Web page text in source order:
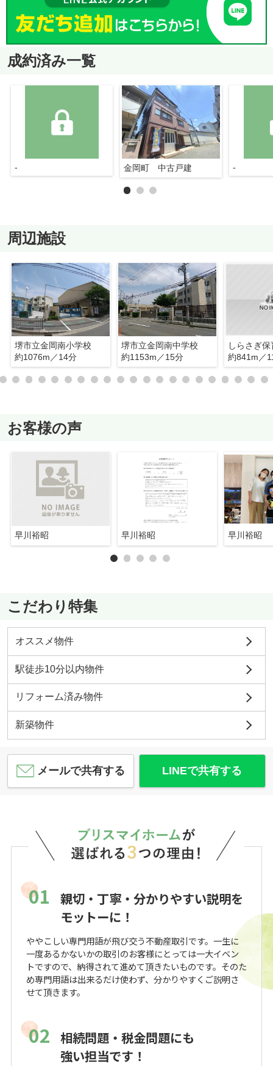
成約済み一覧
- 金岡町 中古戸建 -
周辺施設
堺市立金岡南小学校
約1076m／14分
堺市立金岡南中学校
約1153m／15分
しらさぎ保
約841m／
お客様の声
早川裕昭 早川裕昭 早川裕昭
こだわり特集
オススメ物件
駅徒歩10分以内物件
リフォーム済み物件
新築物件
メールで共有する LINEで共有する
01
親切・丁寧・分かりやすい説明を
モットーに！
ややこしい専門用語が飛び交う不動産取引です。一生に
一度あるかないかの取引のお客様にとっては一大イベン
トですので、納得されて進めて頂きたいものです。そのた
め専門用語は出来るだけ使わず、分かりやすくご説明さ
せて頂きます。
02 相続問題・税金問題にも
強い担当です！